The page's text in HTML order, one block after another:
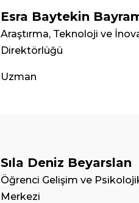
Esra Baytekin
Araştırma, Teknoloji ve
Direktörlüğü
Uzman
Sıla Deniz Beyarslan
Öğrenci Gelişim ve
Merkezi